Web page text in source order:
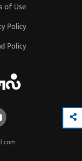
of Use
Policy
Policy